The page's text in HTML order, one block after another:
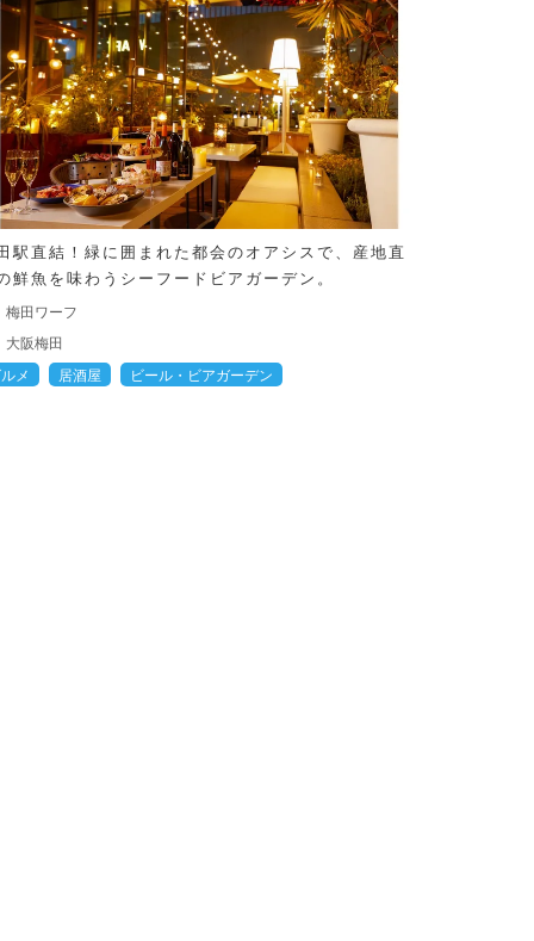
駅直結！緑に囲まれた都会のオアシスで、産地直
鮮魚を味わうシーフードビアガーデン。
梅田ワーフ
大阪梅田
メ
居酒屋 ビール・ビアガーデン